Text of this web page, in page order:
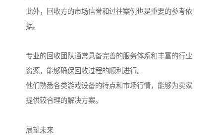
此外，回收方的市场信誉和过往案例也是重要的参考依
据。
专业的回收团队通常具备完善的服务体系和丰富的行业
资源，能够确保回收过程的顺利进行。
他们熟悉各类游戏设备的特点和市场行情，能够为卖家
提供较合理的解决方案。
展望未来